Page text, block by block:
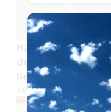
Hallado muerto
desaparecido de
llevaba una
JUAN ANTONIO